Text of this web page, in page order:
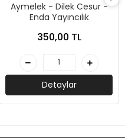
Aymelek - Dilek Cesur -
Enda Yayıncılık
350,00 TL
Detaylar